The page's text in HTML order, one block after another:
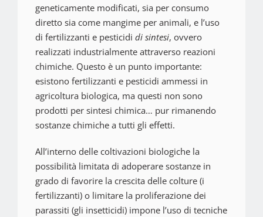
geneticamente modificati, sia per consumo
diretto sia come mangime per animali, e l’uso
di fertilizzanti e pesticidi di sintesi, ovvero
realizzati industrialmente attraverso reazioni
chimiche. Questo è un punto importante:
esistono fertilizzanti e pesticidi ammessi in
agricoltura biologica, ma questi non sono
prodotti per sintesi chimica… pur rimanendo
sostanze chimiche a tutti gli effetti.
All’interno delle coltivazioni biologiche la
possibilità limitata di adoperare sostanze in
grado di favorire la crescita delle colture (i
fertilizzanti) o limitare la proliferazione dei
parassiti (gli insetticidi) impone l’uso di tecniche